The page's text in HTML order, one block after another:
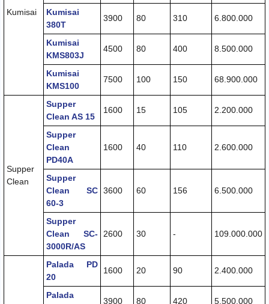
Kumisai
Kumisai
380T
3900 80 310 6.800.000
Kumisai
KMS803J
4500 80 400 8.500.000
Kumisai
KMS100
7500 100 150 68.900.000
Supper
Clean
Supper
Clean AS 15
1600 15 105 2.200.000
Supper
Clean
PD40A
1600 40 110 2.600.000
Supper
Clean SC
60-3
3600 60 156 6.500.000
Supper
Clean SC-
3000R/AS
2600 30 - 109.000.000
Palada PD
20
1600 20 90 2.400.000
Palada
3900 80 420 5.500.000